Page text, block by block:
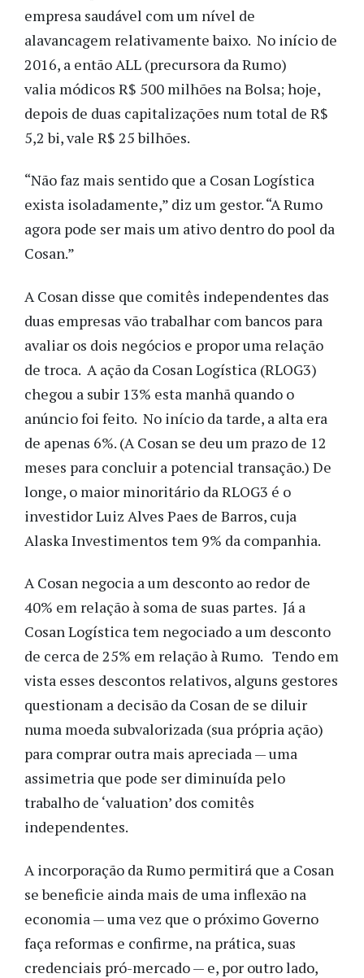
empresa saudável com um nível de
alavancagem relativamente baixo. No início de
2016, a então ALL (precursora da Rumo)
valia módicos R$ 500 milhões na Bolsa; hoje,
depois de duas capitalizações num total de R$
5,2 bi, vale R$ 25 bilhões.
“Não faz mais sentido que a Cosan Logística
exista isoladamente,” diz um gestor. “A Rumo
agora pode ser mais um ativo dentro do pool da
Cosan.”
A Cosan disse que comitês independentes das
duas empresas vão trabalhar com bancos para
avaliar os dois negócios e propor uma relação
de troca. A ação da Cosan Logística (RLOG3)
chegou a subir 13% esta manhã quando o
anúncio foi feito. No início da tarde, a alta era
de apenas 6%. (A Cosan se deu um prazo de 12
meses para concluir a potencial transação.) De
longe, o maior minoritário da RLOG3 é o
investidor Luiz Alves Paes de Barros, cuja
Alaska Investimentos tem 9% da companhia.
A Cosan negocia a um desconto ao redor de
40% em relação à soma de suas partes. Já a
Cosan Logística tem negociado a um desconto
de cerca de 25% em relação à Rumo. Tendo em
vista esses descontos relativos, alguns gestores
questionam a decisão da Cosan de se diluir
numa moeda subvalorizada (sua própria ação)
para comprar outra mais apreciada — uma
assimetria que pode ser diminuída pelo
trabalho de ‘valuation’ dos comitês
independentes.
A incorporação da Rumo permitirá que a Cosan
se beneficie ainda mais de uma inflexão na
economia — uma vez que o próximo Governo
faça reformas e confirme, na prática, suas
credenciais pró-mercado — e, por outro lado,